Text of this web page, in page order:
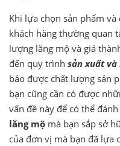
Khi lựa chọn sản phẩm và
khách hàng thường quan
lượng lăng mộ và giá
đến quy trình sản xuất
bảo được chất lượng sản
bạn cũng cần có được
vấn đề này để có thể
lăng mộ mà bạn sắp sở
của đơn vị mà bạn đã lựa